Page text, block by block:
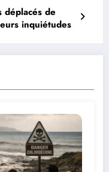
de
inquiétudes